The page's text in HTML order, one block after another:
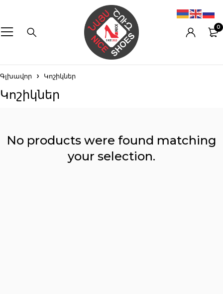
0
Գլխավոր Կոշիկներ
Կոշիկներ
No products were found matching
your selection.